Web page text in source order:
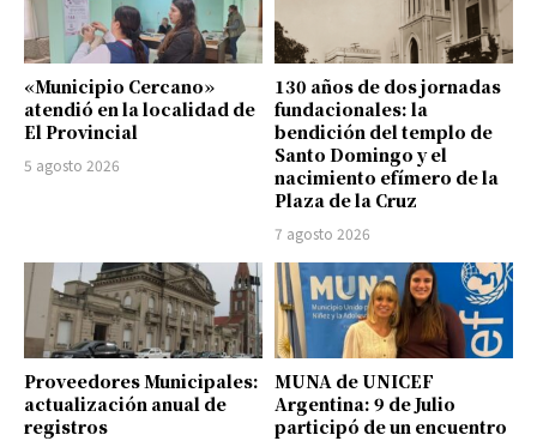
«Municipio Cercano»
atendió en la localidad de
El Provincial
5 agosto 2026
130 años de dos jornadas
fundacionales: la
bendición del templo de
Santo Domingo y el
nacimiento efímero de la
Plaza de la Cruz
7 agosto 2026
Proveedores Municipales:
actualización anual de
registros
MUNA de UNICEF
Argentina: 9 de Julio
participó de un encuentro